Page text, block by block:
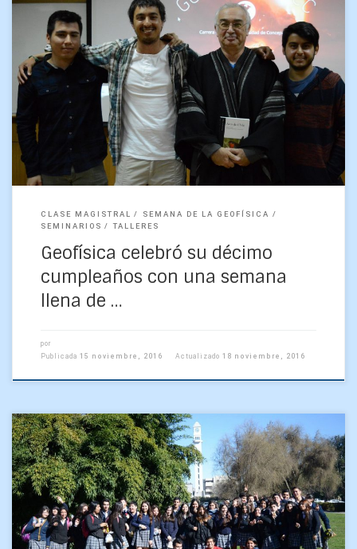
Geofísica es la rama de la ciencia que estudia el
comportamiento del planeta desde un punto de vista físico y
matemático, y desde el año […]
CLASE MAGISTRAL
SEMANA DE LA GEOFÍSICA
SEMINARIOS
TALLERES
Geofísica celebró su décimo
cumpleaños con una semana
llena de …
por
Publicada 15 noviembre, 2016 Actualizado 18 noviembre, 2016
Martes 9 de agosto de 2016. Esta mañana recibimos la visita
del Colegio Amanecer de Coronel, a 38 alumnos de tercero
medio de la especialidad Matemática, […]